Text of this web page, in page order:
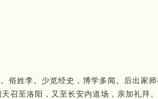
姓李。少览经史，博学多闻。后出家
召至洛阳，又至长安内道场，亲加礼拜。